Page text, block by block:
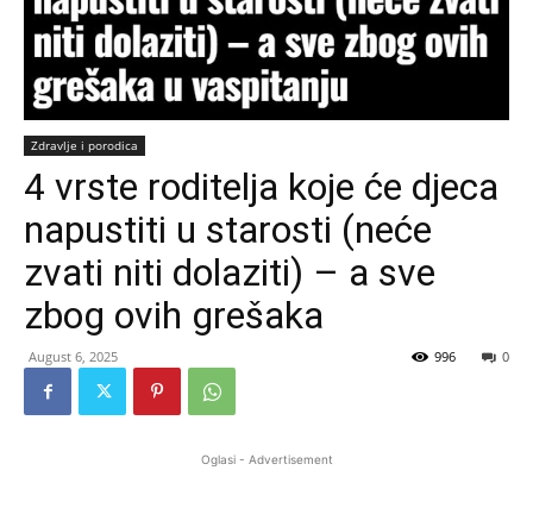
Zdravlje i porodica
4 vrste roditelja koje će djeca
napustiti u starosti (neće
zvati niti dolaziti) – a sve
zbog ovih grešaka
August 6, 2025 0
996
Oglasi - Advertisement